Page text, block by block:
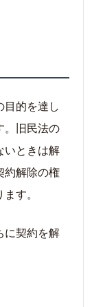
的を達し
。旧民法の
いときは解
約解除の権
す。
に契約を解